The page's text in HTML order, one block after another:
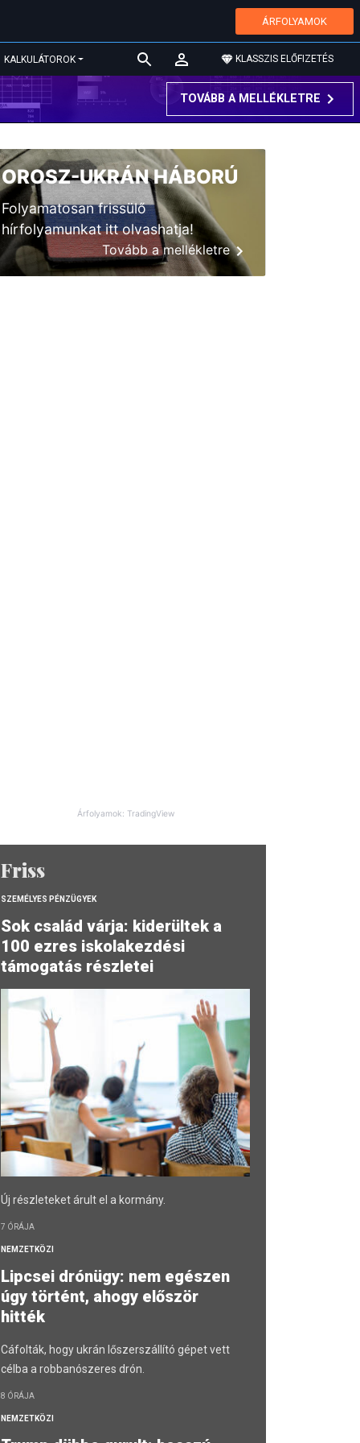
ÁRFOLYAMOK
KALKULÁTOROK KLASSZIS ELŐFIZETÉS
TOVÁBB A MELLÉKLETRE
OROSZ-UKRÁN HÁBORÚ
Folyamatosan frissülő
hírfolyamunkat itt olvashatja!
Tovább a mellékletre
Árfolyamok: TradingView
Friss
SZEMÉLYES PÉNZÜGYEK
Sok család várja: kiderültek a
100 ezres iskolakezdési
támogatás részletei
Új részleteket árult el a kormány.
7 ÓRÁJA
NEMZETKÖZI
Lipcsei drónügy: nem egészen
úgy történt, ahogy először
hitték
Cáfolták, hogy ukrán lőszerszállító gépet vett
célba a robbanószeres drón.
8 ÓRÁJA
NEMZETKÖZI